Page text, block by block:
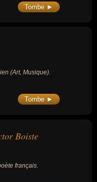
Tombe ►
(Art, Musique).
Tombe ►
Boiste
français.